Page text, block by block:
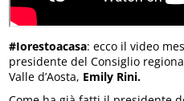
#Iorestoacasa: ecco il video
presidente del Consiglio
Valle d’Aosta, Emily Rini.